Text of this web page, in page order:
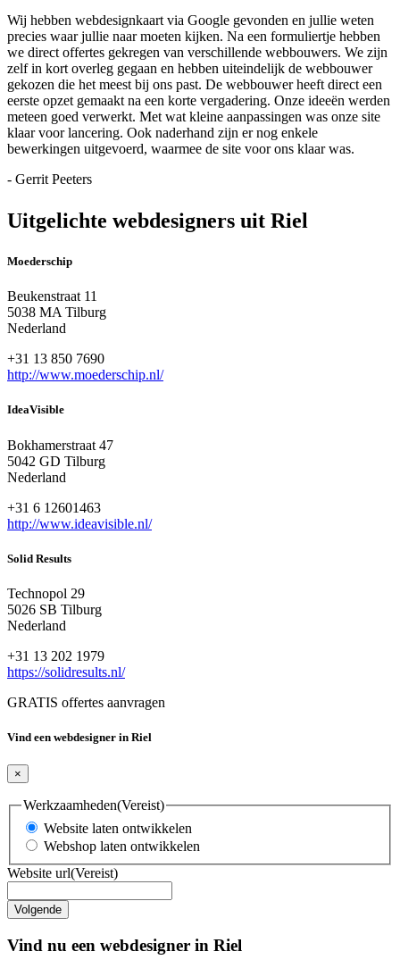
Wij hebben webdesignkaart via Google gevonden en jullie weten
precies waar jullie naar moeten kijken. Na een formuliertje hebben
we direct offertes gekregen van verschillende webbouwers. We zijn
zelf in kort overleg gegaan en hebben uiteindelijk de webbouwer
gekozen die het meest bij ons past. De webbouwer heeft direct een
eerste opzet gemaakt na een korte vergadering. Onze ideeën werden
meteen goed verwerkt. Met wat kleine aanpassingen was onze site
klaar voor lancering. Ook naderhand zijn er nog enkele
bewerkingen uitgevoerd, waarmee de site voor ons klaar was.
- Gerrit Peeters
Uitgelichte webdesigners uit Riel
Moederschip
Beukenstraat 11
5038 MA Tilburg
Nederland
+31 13 850 7690
http://www.moederschip.nl/
IdeaVisible
Bokhamerstraat 47
5042 GD Tilburg
Nederland
+31 6 12601463
http://www.ideavisible.nl/
Solid Results
Technopol 29
5026 SB Tilburg
Nederland
+31 13 202 1979
https://solidresults.nl/
GRATIS offertes aanvragen
Vind een webdesigner in Riel
×
Werkzaamheden(Vereist)
Website laten ontwikkelen
Webshop laten ontwikkelen
Website url(Vereist)
Vind nu een webdesigner in Riel